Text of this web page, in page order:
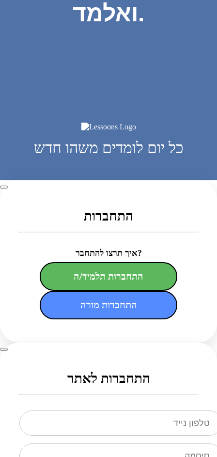
ואלמד.
כל יום לומדים משהו חדש
התחברות
איך תרצו להתחבר?
התחברות תלמיד/ה
התחברות מורה
התחברות לאתר